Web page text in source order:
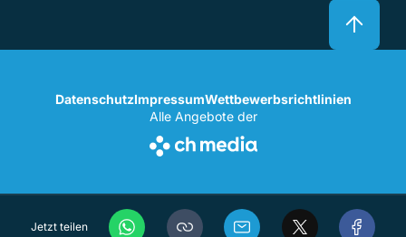
Jetzt teilen
DatenschutzImpressumWettbewerbsrichtlinien
Alle Angebote der